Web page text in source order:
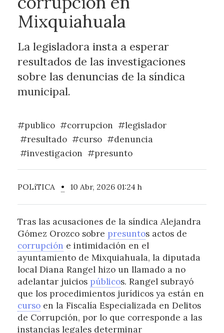
Mixquiahuala
La legisladora insta a esperar
resultados de las investigaciones
sobre las denuncias de la síndica
municipal.
#publico #corrupcion #legislador
#resultado #curso #denuncia
#investigacion #presunto
POLíTICA • 10 Abr, 2026 01:24 h
Tras las acusaciones de la síndica Alejandra
Gómez Orozco sobre presuntos actos de
corrupción e intimidación en el
ayuntamiento de Mixquiahuala, la diputada
local Diana Rangel hizo un llamado a no
adelantar juicios públicos. Rangel subrayó
que los procedimientos jurídicos ya están en
cursoen la Fiscalía Especializada en Delitos
de Corrupción, por lo que corresponde a las
instancias legales determinar